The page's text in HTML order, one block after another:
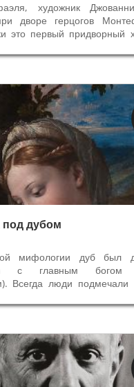
художник
дворе герцогов
это первый придворный
не только за
живописи. В...
Иконография
и Мадонна
дубом
мифологии дуб был
с главным богом
Всегда люди подмечали
и восхищение.
дуб...
Иконография
Портреты